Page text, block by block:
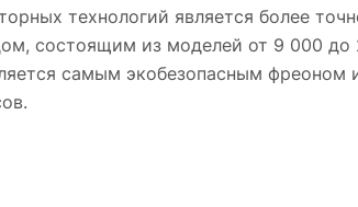
технологий является более
состоящим из моделей от 9 000 до
самым экобезопасным